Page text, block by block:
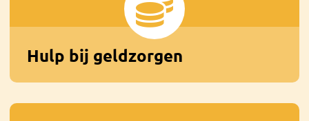
Hulp bij geldzorgen